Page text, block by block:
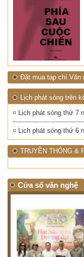
Đặt mua tạp chí Văn
Lịch phát sóng trên
Lịch phát sóng thứ 7
Lịch phát sóng thứ 6
TRUYỀN THÔNG &
Cửa sổ văn nghệ